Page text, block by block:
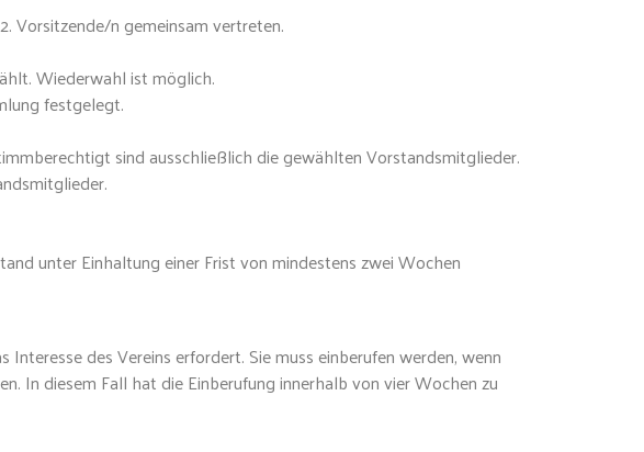
Vorsitzende/n gemeinsam vertreten.
Wiederwahl ist möglich.
festgelegt.
sind ausschließlich die gewählten Vorstandsmitglieder.
unter Einhaltung einer Frist von mindestens zwei Wochen
des Vereins erfordert. Sie muss einberufen werden, wenn
In diesem Fall hat die Einberufung innerhalb von vier Wochen zu